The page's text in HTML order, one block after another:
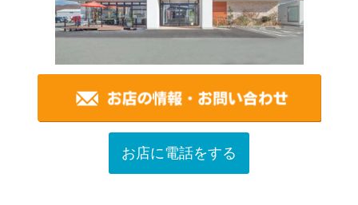
お店に電話をする